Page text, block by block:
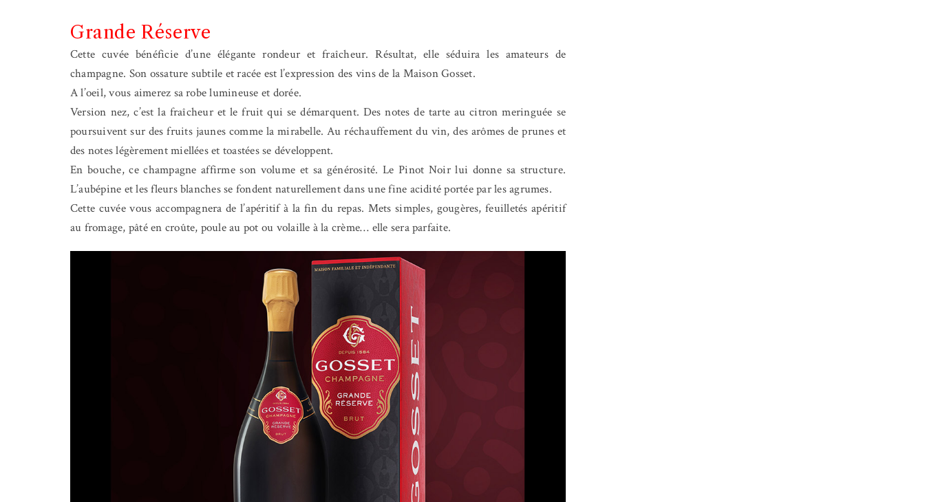
Grande Réserve
Cette cuvée bénéficie d’une élégante rondeur et fraîcheur. Résultat, elle séduira les amateurs de
champagne. Son ossature subtile et racée est l’expression des vins de la Maison Gosset.
A l’oeil, vous aimerez sa robe lumineuse et dorée.
Version nez, c’est la fraîcheur et le fruit qui se démarquent. Des notes de tarte au citron meringuée se
poursuivent sur des fruits jaunes comme la mirabelle. Au réchauffement du vin, des arômes de prunes et
des notes légèrement miellées et toastées se développent.
En bouche, ce champagne affirme son volume et sa générosité. Le Pinot Noir lui donne sa structure.
L’aubépine et les fleurs blanches se fondent naturellement dans une fine acidité portée par les agrumes.
Cette cuvée vous accompagnera de l’apéritif à la fin du repas. Mets simples, gougères, feuilletés apéritif
au fromage, pâté en croûte, poule au pot ou volaille à la crème… elle sera parfaite.